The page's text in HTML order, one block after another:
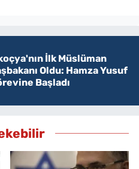
İlk Müslüman
Oldu: Hamza Yusuf
Başladı